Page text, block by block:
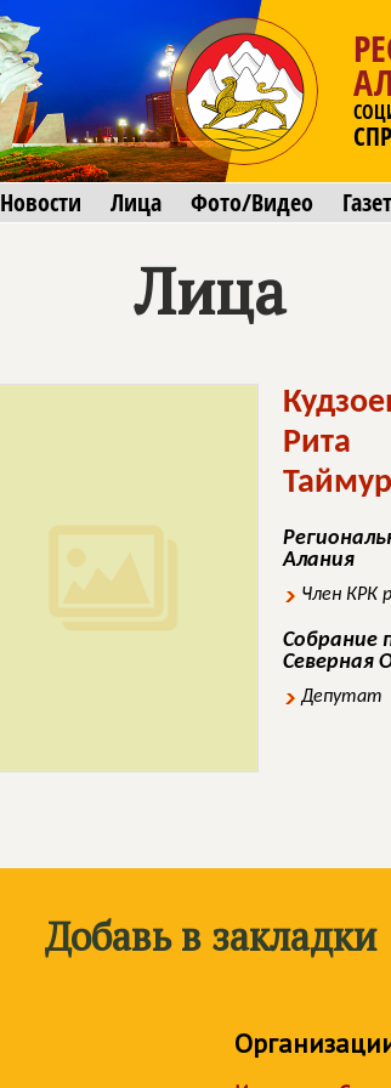
Новости Лица Фото/Видео
Лица
Рита
Алания
Член КРК
Собрание
Северная
Депутат
Добавь в закладки